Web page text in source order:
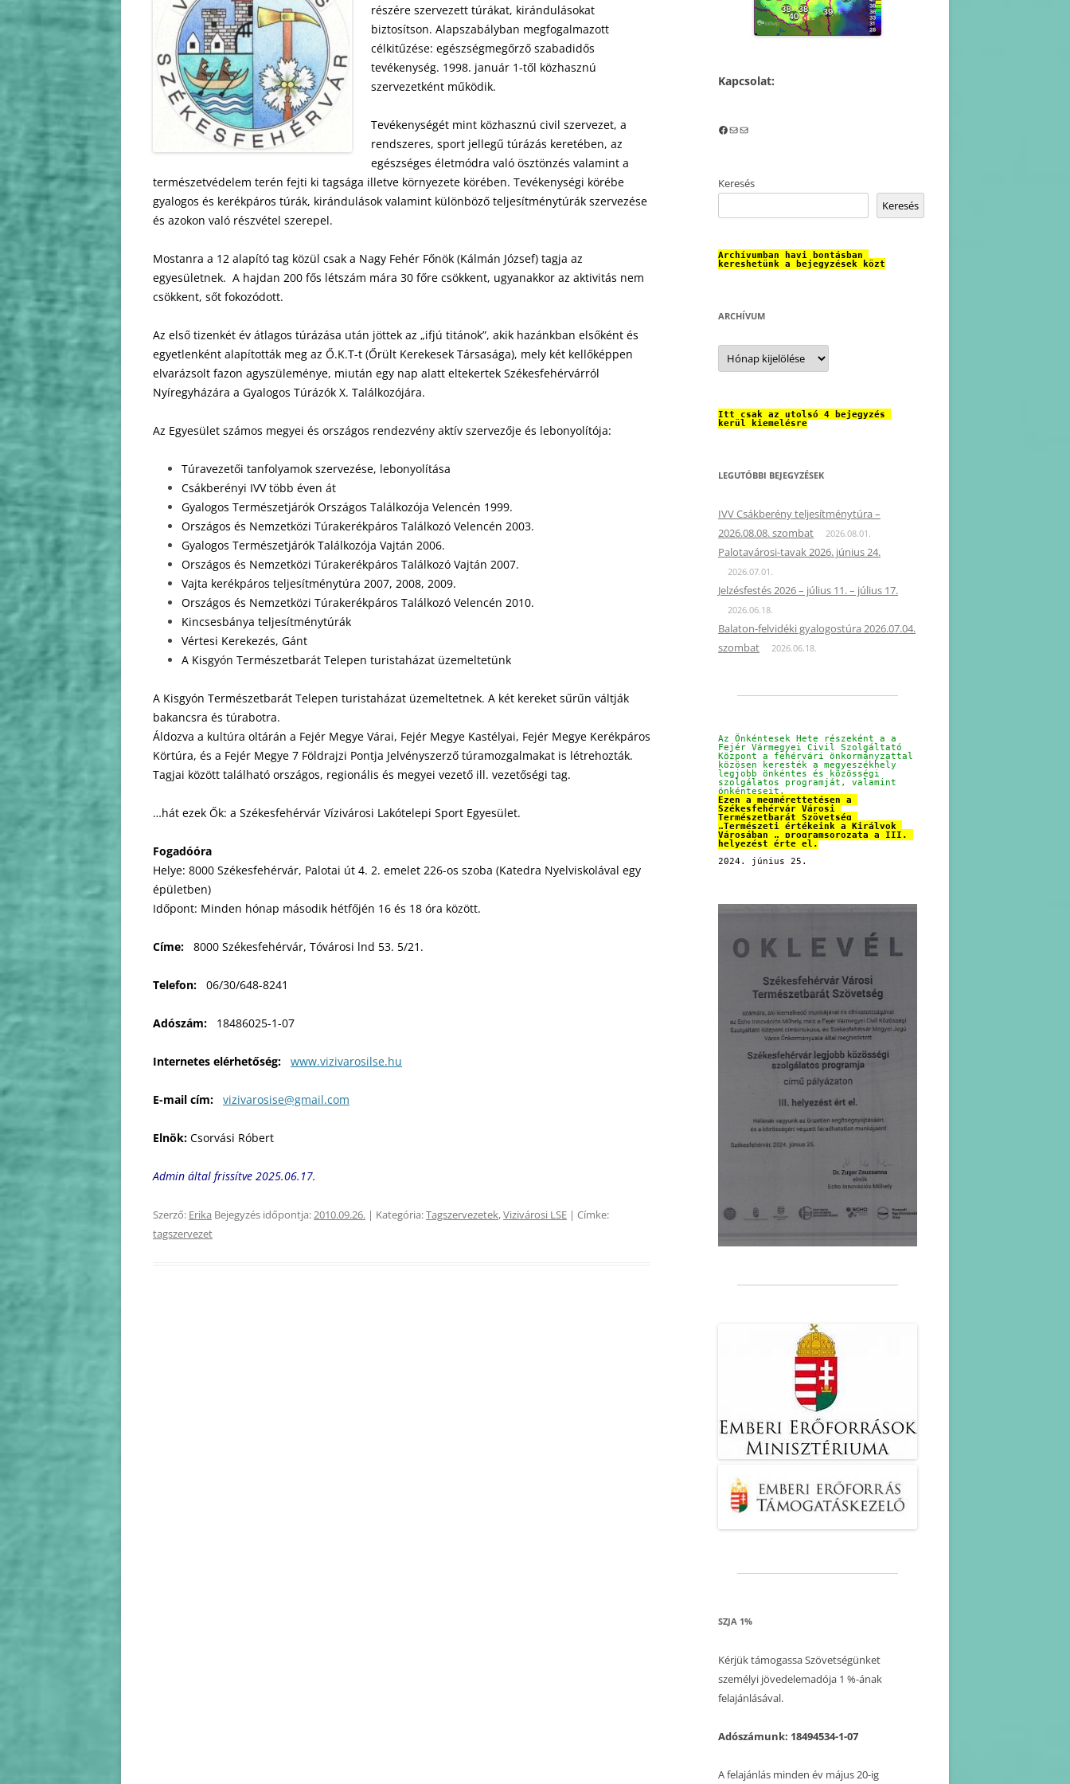
2009
2007
2006
2005
2004
2009
2010
2008
2007
2006
részére szervezett túrákat, kirándulásokat
biztosítson. Alapszabályban megfogalmazott
célkitűzése: egészségmegőrző szabadidős
tevékenység. 1998. január 1-től közhasznú
szervezetként működik.
Tevékenységét mint közhasznú civil szervezet, a
rendszeres, sport jellegű túrázás keretében, az
egészséges életmódra való ösztönzés valamint a
természetvédelem terén fejti ki tagsága illetve környezete körében. Tevékenységi körébe
gyalogos és kerékpáros túrák, kirándulások valamint különböző teljesítménytúrák szervezése
és azokon való részvétel szerepel.
Mostanra a 12 alapító tag közül csak a Nagy Fehér Főnök (Kálmán József) tagja az
egyesületnek. A hajdan 200 fős létszám mára 30 főre csökkent, ugyanakkor az aktivitás nem
csökkent, sőt fokozódott.
Az első tizenkét év átlagos túrázása után jöttek az „ifjú titánok”, akik hazánkban elsőként és
egyetlenként alapították meg az Ő.K.T-t (Őrült Kerekesek Társasága), mely két kellőképpen
elvarázsolt fazon agyszüleménye, miután egy nap alatt eltekertek Székesfehérvárról
Nyíregyházára a Gyalogos Túrázók X. Találkozójára.
Az Egyesület számos megyei és országos rendezvény aktív szervezője és lebonyolítója:
Túravezetői tanfolyamok szervezése, lebonyolítása
Csákberényi IVV több éven át
Gyalogos Természetjárók Országos Találkozója Velencén 1999.
Országos és Nemzetközi Túrakerékpáros Találkozó Velencén 2003.
Gyalogos Természetjárók Találkozója Vajtán 2006.
Országos és Nemzetközi Túrakerékpáros Találkozó Vajtán 2007.
Vajta kerékpáros teljesítménytúra 2007, 2008, 2009.
Országos és Nemzetközi Túrakerékpáros Találkozó Velencén 2010.
Kincsesbánya teljesítménytúrák
Vértesi Kerekezés, Gánt
A Kisgyón Természetbarát Telepen turistaházat üzemeltetünk
A Kisgyón Természetbarát Telepen turistaházat üzemeltetnek. A két kereket sűrűn váltják
bakancsra és túrabotra.
Áldozva a kultúra oltárán a Fejér Megye Várai, Fejér Megye Kastélyai, Fejér Megye Kerékpáros
Körtúra, és a Fejér Megye 7 Földrajzi Pontja Jelvényszerző túramozgalmakat is létrehozták.
Tagjai között található országos, regionális és megyei vezető ill. vezetőségi tag.
…hát ezek Ők: a Székesfehérvár Vízivárosi Lakótelepi Sport Egyesület.
Fogadóóra
Helye: 8000 Székesfehérvár, Palotai út 4. 2. emelet 226-os szoba (Katedra Nyelviskolával egy
épületben)
Időpont: Minden hónap második hétfőjén 16 és 18 óra között.
Címe: 8000 Székesfehérvár, Tóvárosi lnd 53. 5/21.
Telefon: 06/30/648-8241
Adószám: 18486025-1-07
Internetes elérhetőség: www.vizivarosilse.hu
E-mail cím: vizivarosise@gmail.com
Elnök: Csorvási Róbert
Admin által frissítve 2025.06.17.
Szerző: Erika Bejegyzés időpontja:2010.09.26. | Kategória:Tagszervezetek,Vizivárosi LSE | Címke:
tagszervezet
Kapcsolat:
Facebook
Mail
Mail
Keresés
Keresés
Archívumban havi bontásban
kereshetünk a bejegyzések közt
ARCHÍVUM
Archívum
Itt csak az utolsó 4 bejegyzés
kerül kiemelésre
LEGUTÓBBI BEJEGYZÉSEK
IVV Csákberény teljesítménytúra –
2026.08.08. szombat
2026.08.01.
Palotavárosi-tavak 2026. június 24.
2026.07.01.
Jelzésfestés 2026 – július 11. – július 17.
2026.06.18.
Balaton-felvidéki gyalogostúra 2026.07.04.
szombat
2026.06.18.
Az Önkéntesek Hete részeként a a
Fejér Vármegyei Civil Szolgáltató
Központ a fehérvári önkormányzattal
közösen keresték a megyeszékhely
legjobb önkéntes és közösségi
szolgálatos programját, valamint
önkénteseit.
Ezen a megmérettetésen a
Székesfehérvár Városi
Természetbarát Szövetség
„Természeti értékeink a Királyok
Városában „ programsorozata a III.
helyezést érte el.
2024. június 25.
SZJA 1%
Kérjük támogassa Szövetségünket
személyi jövedelemadója 1 %-ának
felajánlásával.
Adószámunk: 18494534-1-07
A felajánlás minden év május 20-ig